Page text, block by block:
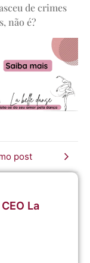
de crimes
não é?
post
La